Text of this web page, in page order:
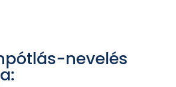
nevelés